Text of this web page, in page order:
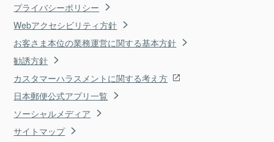
プライバシーポリシー
Webアクセシビリティ方針
お客さま本位の業務運営に関する基本方針
勧誘方針
カスタマーハラスメントに関する考え方
日本郵便公式アプリ一覧
ソーシャルメディア
サイトマップ